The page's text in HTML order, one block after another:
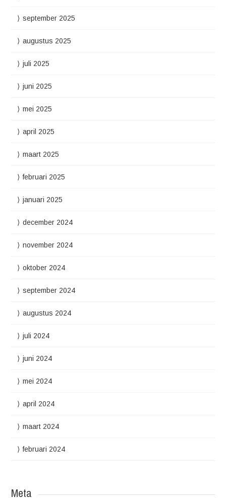
september 2025
augustus 2025
juli 2025
juni 2025
mei 2025
april 2025
maart 2025
februari 2025
januari 2025
december 2024
november 2024
oktober 2024
september 2024
augustus 2024
juli 2024
juni 2024
mei 2024
april 2024
maart 2024
februari 2024
Meta